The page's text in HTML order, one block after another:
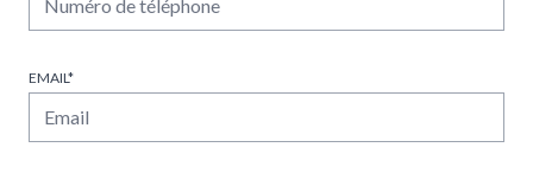
EMAIL*